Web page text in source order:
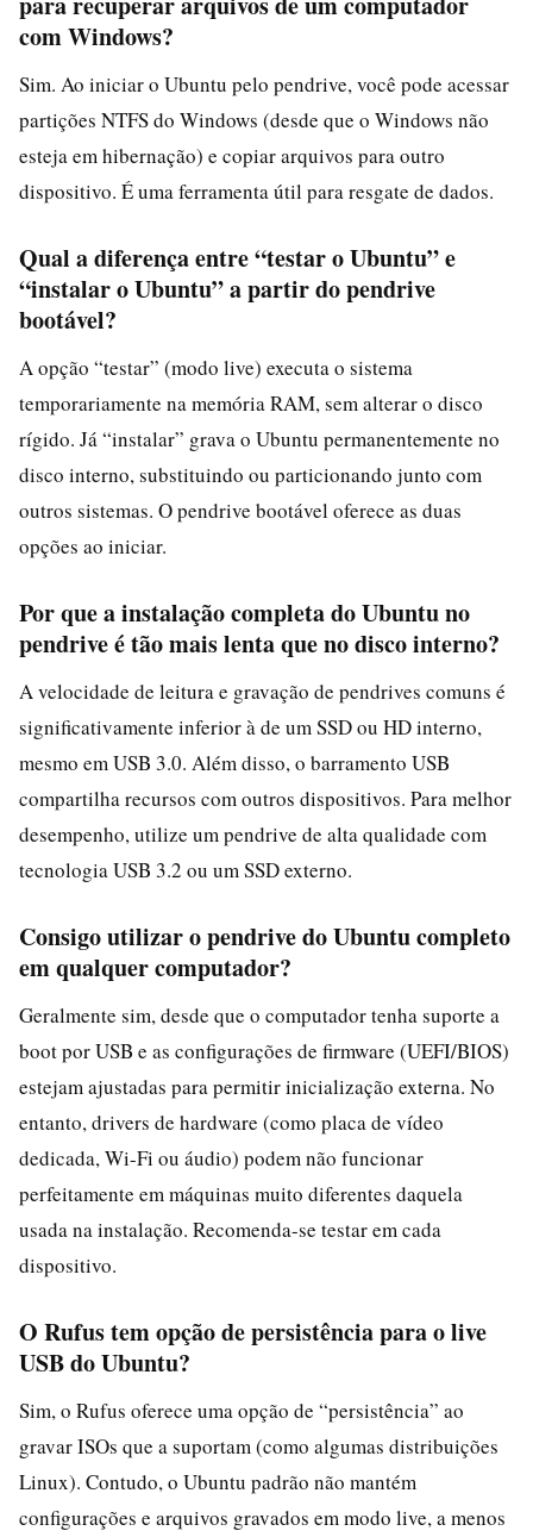
com Windows?
Sim. Ao iniciar o Ubuntu pelo pendrive, você pode acessar
partições NTFS do Windows (desde que o Windows não
esteja em hibernação) e copiar arquivos para outro
dispositivo. É uma ferramenta útil para resgate de dados.
Qual a diferença entre “testar o Ubuntu” e
“instalar o Ubuntu” a partir do pendrive
bootável?
A opção “testar” (modo live) executa o sistema
temporariamente na memória RAM, sem alterar o disco
rígido. Já “instalar” grava o Ubuntu permanentemente no
disco interno, substituindo ou particionando junto com
outros sistemas. O pendrive bootável oferece as duas
opções ao iniciar.
Por que a instalação completa do Ubuntu no
pendrive é tão mais lenta que no disco interno?
A velocidade de leitura e gravação de pendrives comuns é
significativamente inferior à de um SSD ou HD interno,
mesmo em USB 3.0. Além disso, o barramento USB
compartilha recursos com outros dispositivos. Para melhor
desempenho, utilize um pendrive de alta qualidade com
tecnologia USB 3.2 ou um SSD externo.
Consigo utilizar o pendrive do Ubuntu completo
em qualquer computador?
Geralmente sim, desde que o computador tenha suporte a
boot por USB e as configurações de firmware (UEFI/BIOS)
estejam ajustadas para permitir inicialização externa. No
entanto, drivers de hardware (como placa de vídeo
dedicada, Wi-Fi ou áudio) podem não funcionar
perfeitamente em máquinas muito diferentes daquela
usada na instalação. Recomenda-se testar em cada
dispositivo.
O Rufus tem opção de persistência para o live
USB do Ubuntu?
Sim, o Rufus oferece uma opção de “persistência” ao
gravar ISOs que a suportam (como algumas distribuições
Linux). Contudo, o Ubuntu padrão não mantém
configurações e arquivos gravados em modo live, a menos